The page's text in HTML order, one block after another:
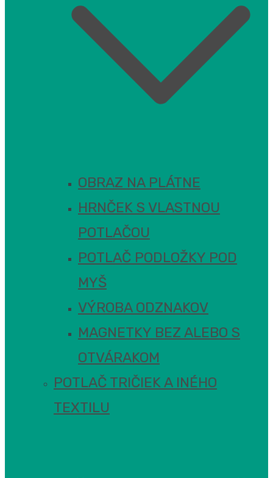
OBRAZ NA PLÁTNE
HRNČEK S VLASTNOU
POTLAČOU
POTLAČ PODLOŽKY POD
MYŠ
VÝROBA ODZNAKOV
MAGNETKY BEZ ALEBO S
OTVÁRAKOM
POTLAČ TRIČIEK A INÉHO
TEXTILU